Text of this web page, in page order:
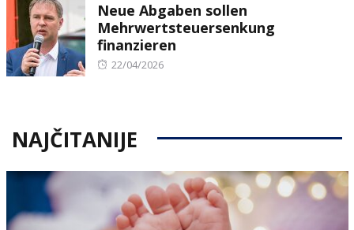
Neue Abgaben sollen
Mehrwertsteuersenkung
finanzieren
Posted
22/04/2026
NAJČITANIJE